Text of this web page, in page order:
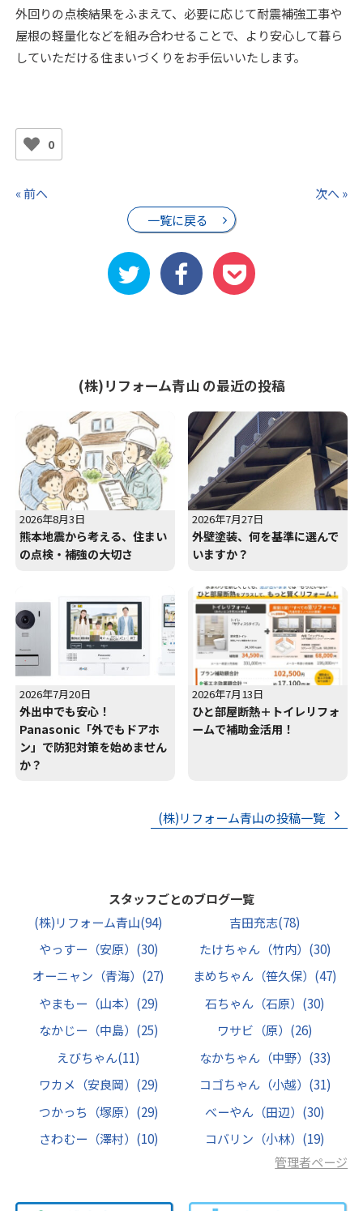
外回りの点検結果をふまえて、必要に応じて耐震補強工事や
屋根の軽量化などを組み合わせることで、より安心して暮ら
していただける住まいづくりをお手伝いいたします。
0
« 前へ
一覧に戻る
次へ »
(株)リフォーム青山 の最近の投稿
2026年8月3日
熊本地震から考える、住まい
の点検・補強の大切さ
2026年7月27日
外壁塗装、何を基準に選んで
いますか？
2026年7月20日
外出中でも安心！
Panasonic「外でもドアホ
ン」で防犯対策を始めません
か？
2026年7月13日
ひと部屋断熱＋トイレリフォ
ームで補助金活用！
(株)リフォーム青山の投稿一覧
スタッフごとのブログ一覧
(株)リフォーム青山(94) 吉田充志(78)
やっすー（安原） (30) たけちゃん（竹内） (30)
オーニャン（青海） (27) まめちゃん（笹久保） (47)
やまもー（山本） (29) 石ちゃん（石原） (30)
なかじー（中島） (25) ワサビ（原） (26)
えびちゃん(11) なかちゃん（中野） (33)
ワカメ（安良岡） (29) コゴちゃん（小越） (31)
つかっち（塚原） (29) べーやん（田辺） (30)
さわむー（澤村） (10) コバリン（小林） (19)
管理者ページ